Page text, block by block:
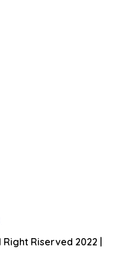
Riserved 2022 |